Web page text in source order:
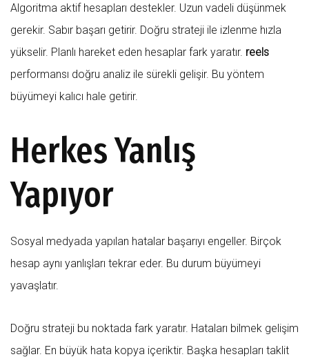
Algoritma aktif hesapları destekler. Uzun vadeli düşünmek
gerekir. Sabır başarı getirir. Doğru strateji ile izlenme hızla
yükselir. Planlı hareket eden hesaplar fark yaratır. reels
performansı doğru analiz ile sürekli gelişir. Bu yöntem
büyümeyi kalıcı hale getirir.
Herkes Yanlış
Yapıyor
Sosyal medyada yapılan hatalar başarıyı engeller. Birçok
hesap aynı yanlışları tekrar eder. Bu durum büyümeyi
yavaşlatır.
Doğru strateji bu noktada fark yaratır. Hataları bilmek gelişim
sağlar. En büyük hata kopya içeriktir. Başka hesapları taklit